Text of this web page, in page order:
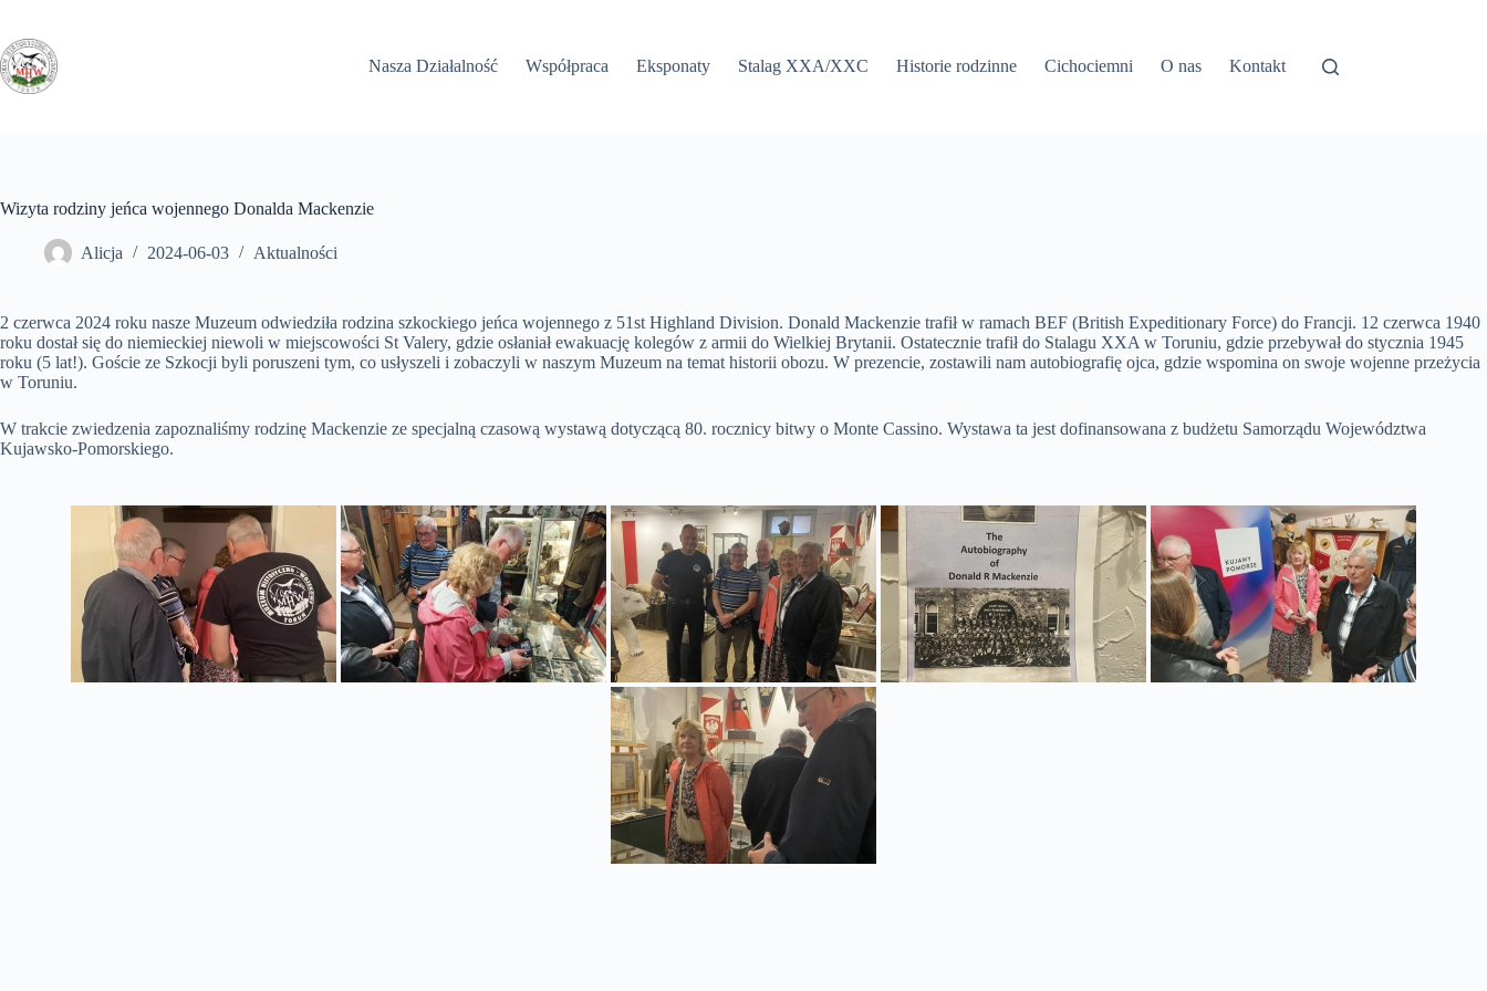
treści
Nasza Działalność
Współpraca Eksponaty Stalag XXA/XXC Historie rodzinne Cichociemni O nas Kontakt
Wizyta rodziny jeńca wojennego Donalda Mackenzie
Alicja 2024-06-03 Aktualności
2 czerwca 2024 roku nasze Muzeum odwiedziła rodzina szkockiego jeńca wojennego z 51st Highland Division. Donald Mackenzie trafił w ramach BEF (British Expeditionary Force) do Francji. 12 czerwca 1940
roku dostał się do niemieckiej niewoli w miejscowości St Valery, gdzie osłaniał ewakuację kolegów z armii do Wielkiej Brytanii. Ostatecznie trafił do Stalagu XXA w Toruniu, gdzie przebywał do stycznia 1945
roku (5 lat!). Goście ze Szkocji byli poruszeni tym, co usłyszeli i zobaczyli w naszym Muzeum na temat historii obozu. W prezencie, zostawili nam autobiografię ojca, gdzie wspomina on swoje wojenne przeżycia
w Toruniu.
W trakcie zwiedzenia zapoznaliśmy rodzinę Mackenzie ze specjalną czasową wystawą dotyczącą 80. rocznicy bitwy o Monte Cassino. Wystawa ta jest dofinansowana z budżetu Samorządu Województwa
Kujawsko-Pomorskiego.